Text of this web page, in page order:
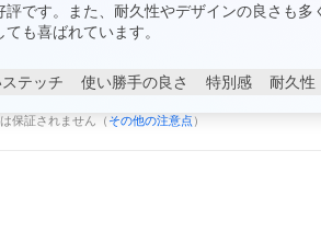
評です。また、耐久性やデザインの良さも
も喜ばれています。
テッチ 使い勝手の良さ 特別感 耐久性
保証されません（ その他の注意点 ）